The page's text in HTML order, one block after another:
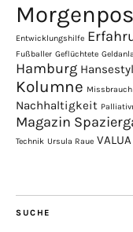
Entwicklungshilfe
Fußballer Geflüchtete
Hamburg
Kolumne Missbrauch
Nachhaltigkeit
Magazin
Technik Ursula Raue
SUCHE